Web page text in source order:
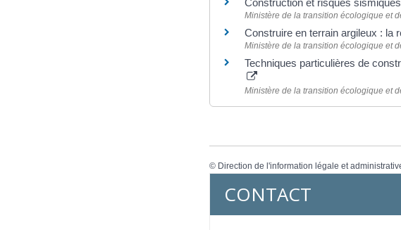
Ministère de la transition écologique et
Construire en terrain argileux : la
Ministère de la transition écologique et
Techniques particulières de
Ministère de la transition écologique et
© Direction de l'information légale et
CONTACT